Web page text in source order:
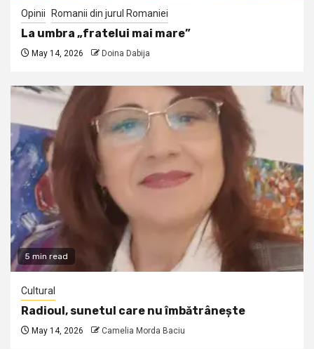
Opinii Romanii din jurul Romaniei
La umbra „fratelui mai mare”
May 14, 2026 Doina Dabija
5 min read
Cultural
Radioul, sunetul care nu îmbătrânește
May 14, 2026 Camelia Morda Baciu